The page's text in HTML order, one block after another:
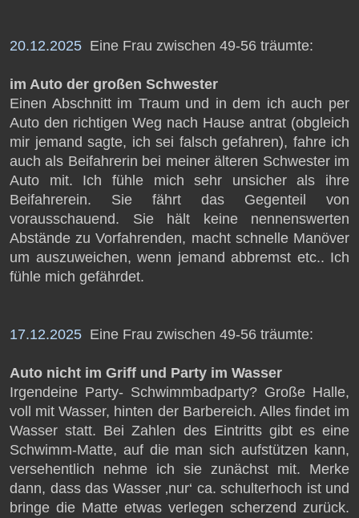
20.12.2025 Eine Frau zwischen 49-56 träumte:
im Auto der großen Schwester
Einen Abschnitt im Traum und in dem ich auch per
Auto den richtigen Weg nach Hause antrat (obgleich
mir jemand sagte, ich sei falsch gefahren), fahre ich
auch als Beifahrerin bei meiner älteren Schwester im
Auto mit. Ich fühle mich sehr unsicher als ihre
Beifahrerein. Sie fährt das Gegenteil von
vorausschauend. Sie hält keine nennenswerten
Abstände zu Vorfahrenden, macht schnelle Manöver
um auszuweichen, wenn jemand abbremst etc.. Ich
fühle mich gefährdet.
17.12.2025 Eine Frau zwischen 49-56 träumte:
Auto nicht im Griff und Party im Wasser
Irgendeine Party- Schwimmbadparty? Große Halle,
voll mit Wasser, hinten der Barbereich. Alles findet im
Wasser statt. Bei Zahlen des Eintritts gibt es eine
Schwimm-Matte, auf die man sich aufstützen kann,
versehentlich nehme ich sie zunächst mit. Merke
dann, dass das Wasser ‚nur‘ ca. schulterhoch ist und
bringe die Matte etwas verlegen scherzend zurück.